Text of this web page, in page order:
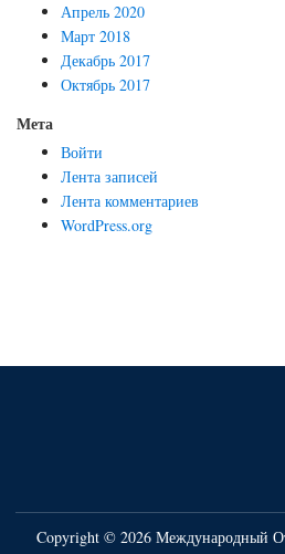
Апрель 2020
Март 2018
Декабрь 2017
Октябрь 2017
Мета
Войти
Лента записей
Лента комментариев
WordPress.org
Copyright © 2026 Международный